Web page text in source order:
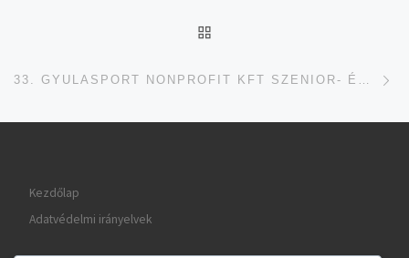
33. GYULASPORT NONPROFIT KFT SZENIOR- ÉS A 12. SZIGETI ISTVÁN EMLÉKVERSENY
Kezdőlap
Adatvédelmi irányelvek